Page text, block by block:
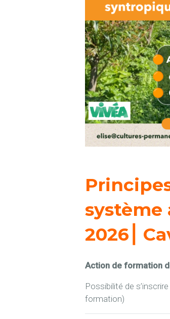
système
2026⎮
Action de formation
Possibilité de
formation)